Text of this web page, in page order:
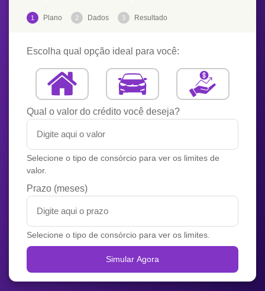
1 Plano 2 Dados 3 Resultado
Escolha qual opção ideal para você:
Qual o valor do crédito você deseja?
Selecione o tipo de consórcio para ver os limites de
valor.
Prazo (meses)
Selecione o tipo de consórcio para ver os limites.
Simular Agora